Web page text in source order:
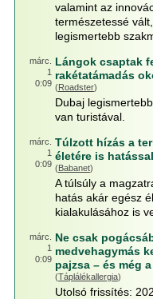
valamint az
természetessé
legismertebb
márc.
1
0:09
Lángok csaptak
rakétatámadás
(Roadster)
Dubaj
van turistával.
márc.
1
0:09
Túlzott hízás a
életére is
(Babanet)
A túlsúly a
hatás akár egész
kialakulásához is
márc.
1
0:09
Ne csak
medvehagymás
pajzsa – és még
(Táplálékallergia)
Utolsó frissítés: